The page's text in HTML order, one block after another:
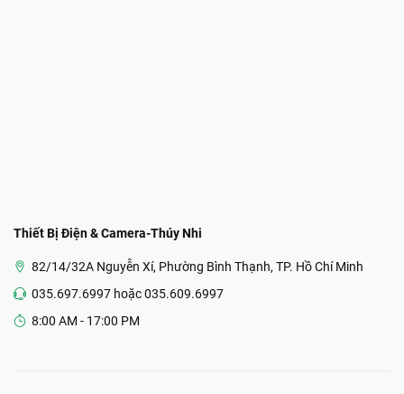
Thiết Bị Điện & Camera-Thúy Nhi
82/14/32A Nguyễn Xí, Phường Bình Thạnh, TP. Hồ Chí Minh
035.697.6997 hoặc 035.609.6997
8:00 AM - 17:00 PM